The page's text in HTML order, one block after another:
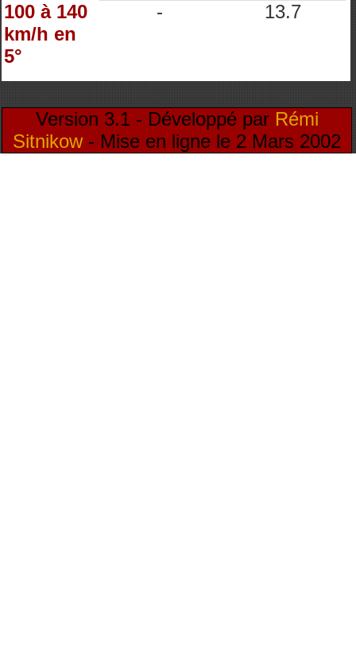
100 à 140
km/h en
5°
- 13.7
Version 3.1 - Développé par Rémi
Sitnikow- Mise en ligne le 2 Mars 2002